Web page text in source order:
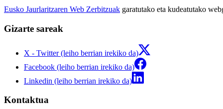
Eusko Jaurlaritzaren Web Zerbitzuak garatutako eta kudeatutako
Gizarte sareak
X - Twitter (leiho berrian irekiko da)
Facebook (leiho berrian irekiko da)
Linkedin (leiho berrian irekiko da)
Kontaktua